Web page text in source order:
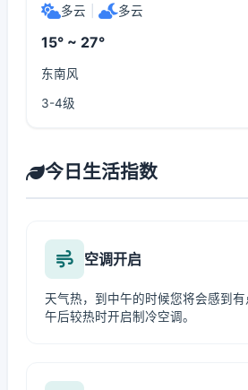
多云 多云
15° ~ 27°
东南风
3-4级
今日生活指数
空调开启
天气热，到中午的时候您将会感到
午后较热时开启制冷空调。